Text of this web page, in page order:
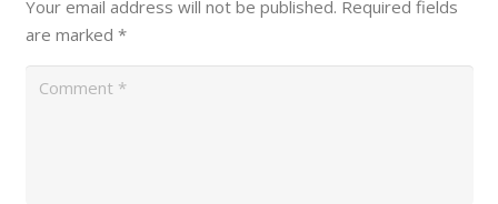
Your email address will not be published. Required fields
are marked *